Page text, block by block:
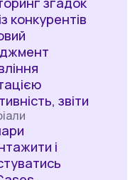
конкурентів
звіти
і